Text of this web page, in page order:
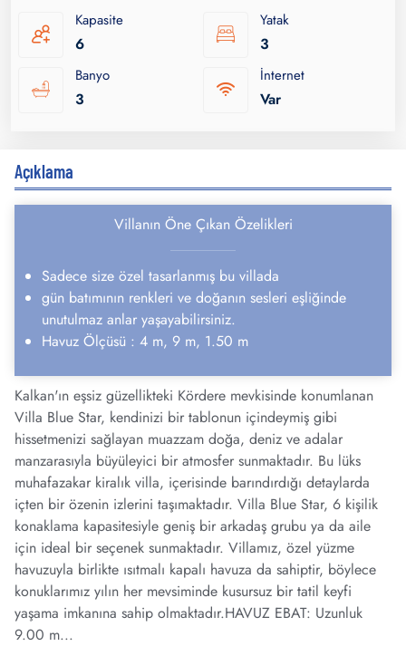
Kapasite
6
Yatak
3
Banyo
3
İnternet
Var
Açıklama
Villanın Öne Çıkan Özelikleri
Sadece size özel tasarlanmış bu villada
gün batımının renkleri ve doğanın sesleri eşliğinde
unutulmaz anlar yaşayabilirsiniz.
Havuz Ölçüsü : 4 m, 9 m, 1.50 m
Kalkan'ın eşsiz güzellikteki Kördere mevkisinde konumlanan
Villa Blue Star, kendinizi bir tablonun içindeymiş gibi
hissetmenizi sağlayan muazzam doğa, deniz ve adalar
manzarasıyla büyüleyici bir atmosfer sunmaktadır. Bu lüks
muhafazakar kiralık villa, içerisinde barındırdığı detaylarda
içten bir özenin izlerini taşımaktadır. Villa Blue Star, 6 kişilik
konaklama kapasitesiyle geniş bir arkadaş grubu ya da aile
için ideal bir seçenek sunmaktadır. Villamız, özel yüzme
havuzuyla birlikte ısıtmalı kapalı havuza da sahiptir, böylece
konuklarımız yılın her mevsiminde kusursuz bir tatil keyfi
yaşama imkanına sahip olmaktadır.HAVUZ EBAT: Uzunluk
9.00 m...